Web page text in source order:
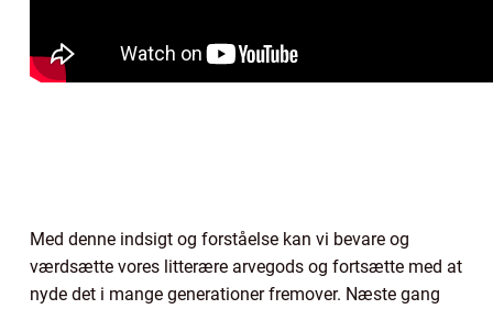
Med denne indsigt og forståelse kan vi bevare og
værdsætte vores litterære arvegods og fortsætte med at
nyde det i mange generationer fremover. Næste gang